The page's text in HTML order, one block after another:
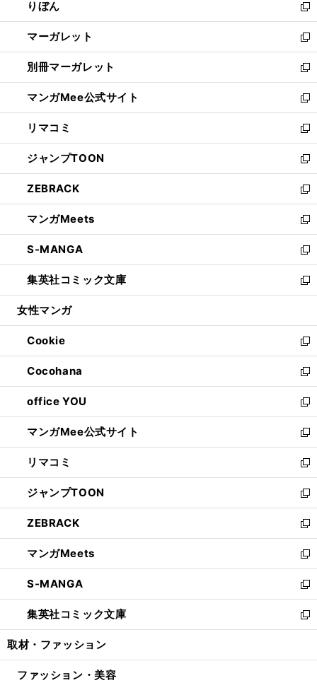
く
で
開
く
ド
ウ
で
開
く
ィ
ン
ド
ウ
で
開
く
りぼん
新
し
い
ウ
ィ
ン
ド
ウ
で
開
く
マーガレット
新
し
い
ウ
ィ
ン
ド
ウ
で
開
く
別冊マーガレット
新
し
い
ウ
ィ
ン
ド
ウ
で
開
く
マンガMee公式サイト
新
し
い
ウ
ィ
ン
ド
ウ
で
開
く
リマコミ
新
し
い
ウ
ィ
ン
ド
ウ
で
開
く
ジャンプTOON
新
し
い
ウ
ィ
ン
ド
ウ
で
開
ZEBRACK
新
し
い
ウ
ィ
ン
ド
ウ
開
く
マンガMeets
新
し
い
ウ
ィ
ン
ウ
で
開
く
S-MANGA
新
し
い
ウ
ン
ド
ウ
で
開
く
集英社コミック文庫
新
し
ウ
ィ
ン
ド
ウ
で
開
く
女性マンガ
Cookie
新
し
い
ウ
ィ
ン
ド
ウ
で
開
く
Cocohana
新
し
い
ウ
ィ
ン
ド
ウ
で
開
く
office YOU
新
し
い
ウ
ィ
ン
ド
ウ
で
開
く
マンガMee公式サイト
新
し
い
ウ
ィ
ン
ド
ウ
で
開
く
リマコミ
新
し
い
ウ
ィ
ン
ド
ウ
で
開
く
ジャンプTOON
新
し
い
ウ
ィ
ン
ド
ウ
で
開
ZEBRACK
新
し
い
ウ
ィ
ン
ド
ウ
開
マンガMeets
新
し
い
ウ
ィ
ン
ウ
S-MANGA
新
し
い
ウ
ン
集英社コミック文庫
新
し
ウ
取材・ファッション
ファッション・美容